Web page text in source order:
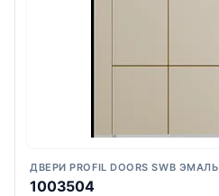
ДВЕРИ PROFIL DOORS SWB ЭМАЛЬ
1003504